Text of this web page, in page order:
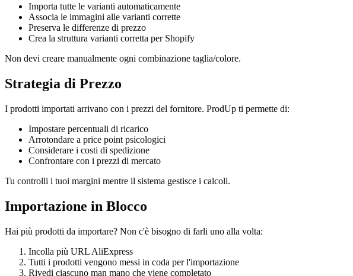
Importa tutte le varianti automaticamente
Associa le immagini alle varianti corrette
Preserva le differenze di prezzo
Crea la struttura varianti corretta per Shopify
Non devi creare manualmente ogni combinazione taglia/colore.
Strategia di Prezzo
I prodotti importati arrivano con i prezzi del fornitore. ProdUp ti permette di:
Impostare percentuali di ricarico
Arrotondare a price point psicologici
Considerare i costi di spedizione
Confrontare con i prezzi di mercato
Tu controlli i tuoi margini mentre il sistema gestisce i calcoli.
Importazione in Blocco
Hai più prodotti da importare? Non c'è bisogno di farli uno alla volta:
Incolla più URL AliExpress
Tutti i prodotti vengono messi in coda per l'importazione
Rivedi ciascuno man mano che viene completato